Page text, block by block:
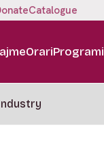
Catalogue
OrariProgrami